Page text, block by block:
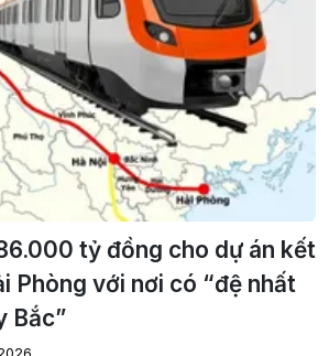
tỷ đồng cho dự án kết
Phòng với nơi có “đệ nhất
Bắc”